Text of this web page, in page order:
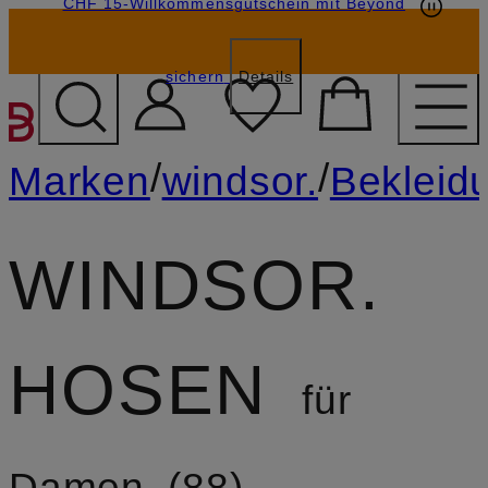
ZUM HAUPTINHALT
sichern Details
Marken/windsor./
WINDSOR.
HOSEN
für